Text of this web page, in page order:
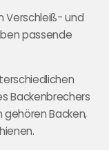
Verschleiß- und
passende
Backenbrechers
gehören Backen,